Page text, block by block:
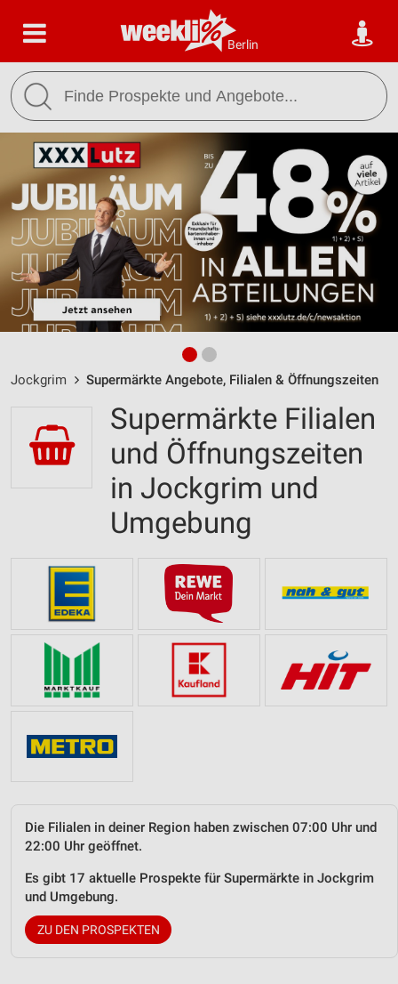
Berlin
Jockgrim Supermärkte Angebote, Filialen & Öffnungszeiten
Supermärkte Filialen
und Öffnungszeiten
in Jockgrim und
Umgebung
Die Filialen in deiner Region haben zwischen 07:00 Uhr und
22:00 Uhr geöffnet.
Es gibt 17 aktuelle Prospekte für Supermärkte in Jockgrim
und Umgebung.
ZU DEN PROSPEKTEN